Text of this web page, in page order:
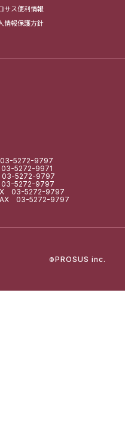
5272-9797
5272-9971
5272-9797
5272-9797
03-5272-9797
03-5272-9797
サス便利情報
情報保護方針
©PROSUS inc.